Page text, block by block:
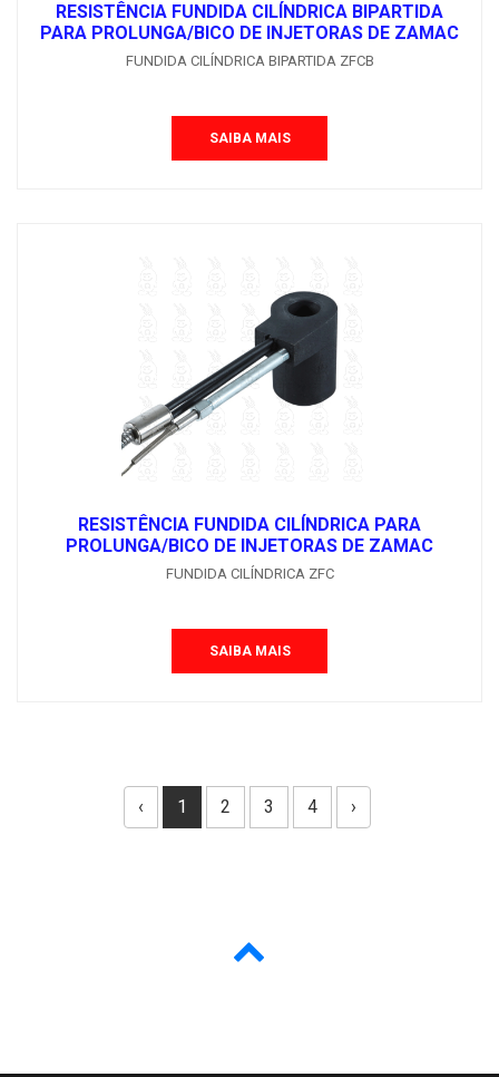
RESISTÊNCIA FUNDIDA CILÍNDRICA BIPARTIDA
PARA PROLUNGA/BICO DE INJETORAS DE ZAMAC
FUNDIDA CILÍNDRICA BIPARTIDA ZFCB
SAIBA MAIS
RESISTÊNCIA FUNDIDA CILÍNDRICA PARA
PROLUNGA/BICO DE INJETORAS DE ZAMAC
FUNDIDA CILÍNDRICA ZFC
SAIBA MAIS
‹ 1 2 3 4 ›